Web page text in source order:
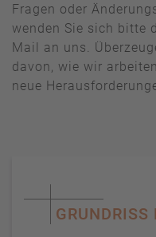
Fragen oder
wenden Sie sich bitte
Mail an uns.
davon, wie wir
neue
GRUNDRISS